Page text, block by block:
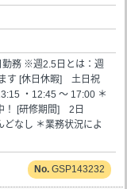
務 ※週2.5日とは：週
す [休日休暇] 土日祝
・12:45 ～ 17:00 ＊
！ [研修期間] 2日
なし ＊業務状況によ
GSP143232